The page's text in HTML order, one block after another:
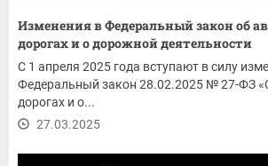
Изменения в Федеральный закон об
дорогах и о дорожной деятельности
С 1 апреля 2025 года вступают в силу
Федеральный закон 28.02.2025 № 27-ФЗ
дорогах и о...
27.03.2025